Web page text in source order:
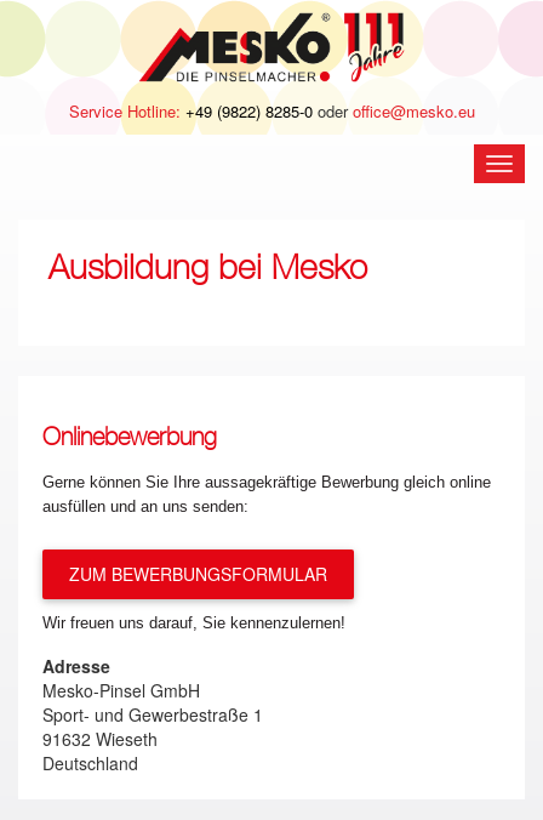
Service Hotline: +49 (9822) 8285-0oderoffice@mesko.eu
Ausbildung bei Mesko
Onlinebewerbung
Gerne können Sie Ihre aussagekräftige Bewerbung gleich online
ausfüllen und an uns senden:
ZUM BEWERBUNGSFORMULAR
Wir freuen uns darauf, Sie kennenzulernen!
Adresse
Mesko-Pinsel GmbH
Sport- und Gewerbestraße 1
91632 Wieseth
Deutschland